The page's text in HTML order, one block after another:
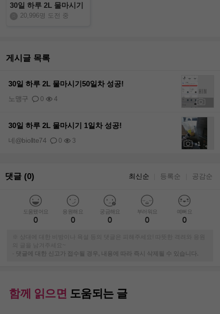
30일 하루 2L 물마시기
20,996명 도전 중
게시글 목록
30일 하루 2L 물마시기50일차 성공!
0 4
노맹구
+1
30일 하루 2L 물마시기 1일차 성공!
0 3
네@biollte74
댓글 (0) 최신순 등록순 공감순
도움됐어요
0
응원해요
0
궁금해요
0
부러워요
0
예뻐요
0
※ 상대에 대한 비방이나 욕설 등의 댓글은 피해주세요! 따뜻한 격려와 응원
-
댓글에 대한 신고가 접수될 경우, 내용에 따라 즉시 삭제될 수 있습니다.
함께 읽으면 도움되는 글